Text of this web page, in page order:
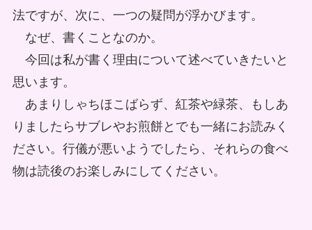
法ですが、次に、一つの疑問が浮かびます。
なぜ、書くことなのか。
今回は私が書く理由について述べていきたいと
思います。
あまりしゃちほこばらず、紅茶や緑茶、もしあ
りましたらサブレやお煎餅とでも一緒にお読みく
ださい。行儀が悪いようでしたら、それらの食べ
物は読後のお楽しみにしてください。